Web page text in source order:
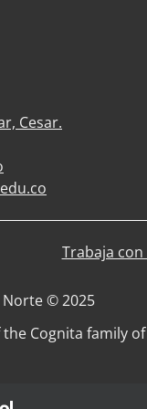
Cesar.
Trabaja
© 2025
Cognita family